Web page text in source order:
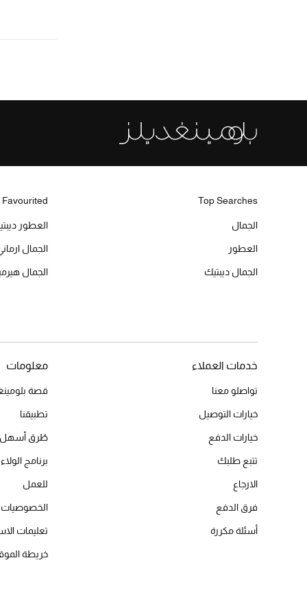
Top Searches
الجمال
العطور
الجمال ديبتيك
Favourited
العطور
الجمال
الجمال
خدمات العملاء
تواصلو معنا
خيارات التوصيل
خيارات الدفع
تتبع طلبك
الارجاع
فرق الدفع
أسئلة مكررة
معلومات
قصة
تطبيقنا
طُرق أسهل
برنامج الولاء
للعمل
الخصوصيات
تعليمات
خريطة